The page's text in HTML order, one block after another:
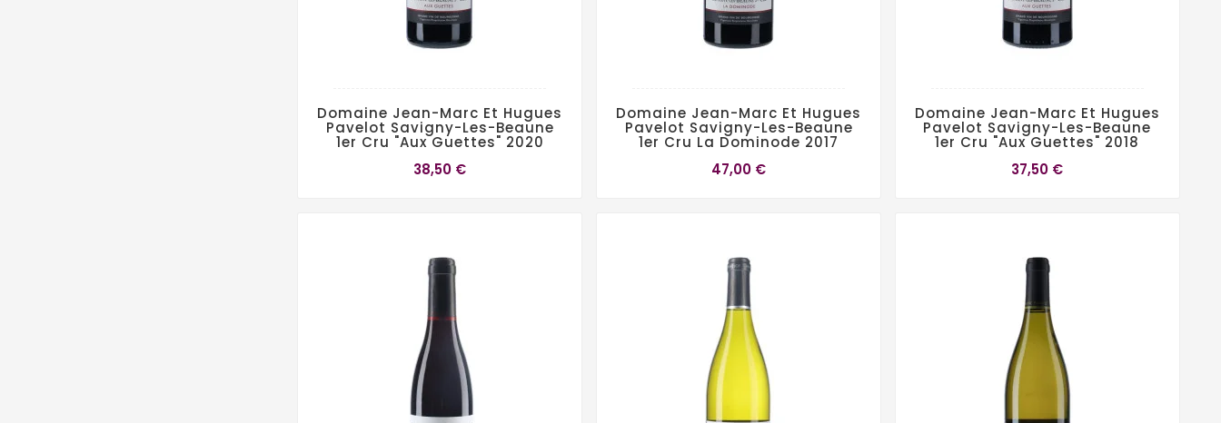
Domaine Jean-Marc Et Hugues
Pavelot Savigny-Les-Beaune
1er Cru "Aux Guettes" 2020
38,50 €
Domaine Jean-Marc Et Hugues
Pavelot Savigny-Les-Beaune
1er Cru La Dominode 2017
47,00 €
Domaine Jean-Marc Et Hugues
Pavelot Savigny-Les-Beaune
1er Cru "Aux Guettes" 2018
37,50 €